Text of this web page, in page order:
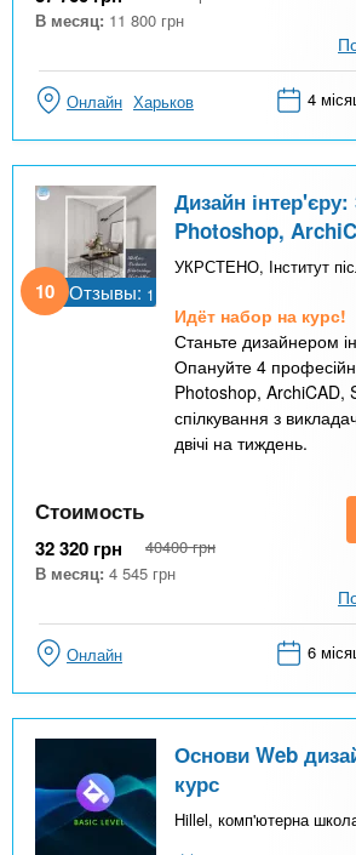
В месяц: 11 800 грн
Онлайн Харьков 4
10 Отзывы: 1
Дизайн інтер'єру:
Photoshop,
УКРСТЕНО, Інститут
Идёт набор на курс!
Станьте дизайнером
Опануйте 4
Photoshop, ArchiCAD,
спілкування з
двічі на тиждень.
Стоимость
32 320 грн 40400 грн
В месяц: 4 545 грн
Онлайн 6
Основи Web
курс
Hillel, комп'ютерна